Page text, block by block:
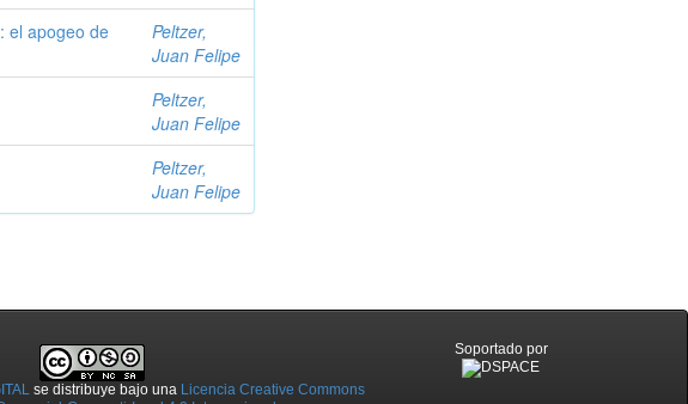
el apogeo de
Peltzer,
Juan Felipe
Peltzer,
Juan Felipe
Peltzer,
Juan Felipe
se distribuye bajo una Licencia Creative Commons
Soportado por